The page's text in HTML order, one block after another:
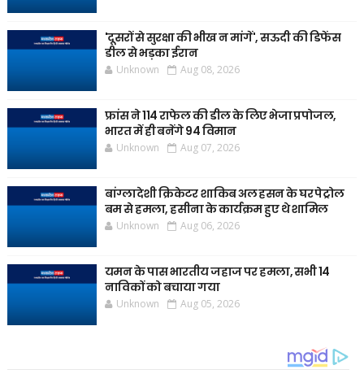
'दूसरों से सुरक्षा की भीख न मांगें', सऊदी की डिफेंस
डील से भड़का ईरान
Unknown Aug 08, 2026
फ्रांस ने 114 राफेल की डील के लिए भेजा प्रपोजल,
भारत में ही बनेंगे 94 विमान
Unknown Aug 07, 2026
बांग्लादेशी क्रिकेटर शाकिब अल हसन के घर पेट्रोल
बम से हमला, हसीना के कार्यक्रम हुए थे शामिल
Unknown Aug 06, 2026
यमन के पास भारतीय जहाज पर हमला, सभी 14
नाविकों को बचाया गया
Unknown Aug 05, 2026